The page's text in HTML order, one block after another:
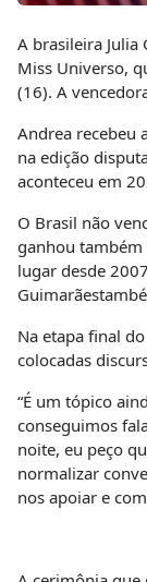
A brasileira Julia
Miss Universo,
(16). A
Andrea recebeu
na edição
aconteceu em
O Brasil não
ganhou também
lugar desde
Guimarães
Na etapa final
colocadas
“É um tópico
conseguimos
noite, eu peço
normalizar
nos apoiar e